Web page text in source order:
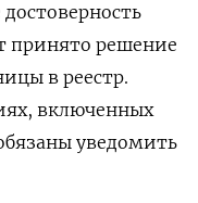
принято решение
в реестр.
включенных
уведомить